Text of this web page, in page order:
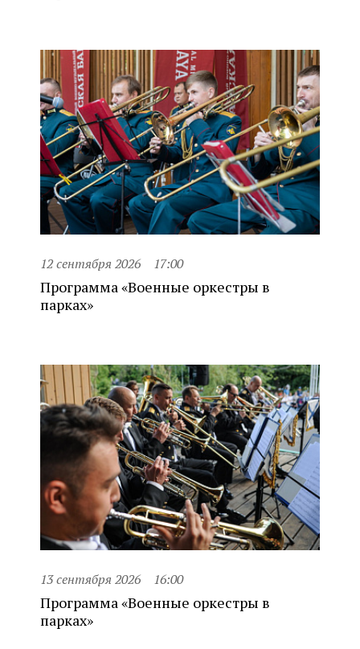
12 сентября 2026 17:00
Программа «Военные оркестры в
парках»
13 сентября 2026 16:00
Программа «Военные оркестры в
парках»